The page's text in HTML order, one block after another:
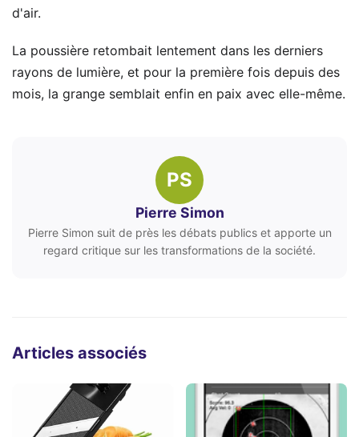
d'air.
La poussière retombait lentement dans les derniers
rayons de lumière, et pour la première fois depuis des
mois, la grange semblait enfin en paix avec elle-même.
PS
Pierre Simon
Pierre Simon suit de près les débats publics et apporte un
regard critique sur les transformations de la société.
Articles associés